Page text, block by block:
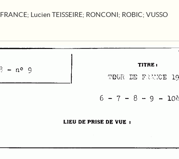
FRANCE; Lucien TEISSEIRE; RONCONI; ROBIC; VUSSO